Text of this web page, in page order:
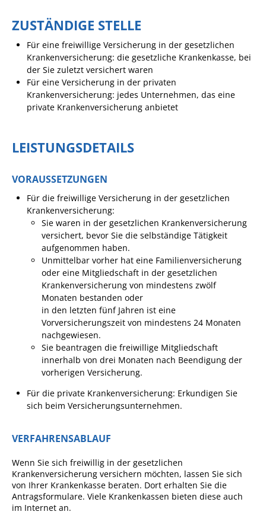
Zahlen & Fakten
Angebote für Geflüchtete
Wirtschaft + Handel
RATHAUS
Bürgerservice
Behördenwegweiser
Lebenslagen
Leistungen - Service BW
Neubürgerinfos
Formulare
Wissenswertes/Service
Mängelmeldung online
Winterdienst
Gutachterausschuss
Organspende
Fachstelle
Wohnungssicherung
ZUSTÄNDIGE STELLE
Für eine freiwillige Versicherung in der gesetzlichen
Krankenversicherung: die gesetzliche Krankenkasse, bei
der Sie zuletzt versichert waren
Für eine Versicherung in der privaten
Krankenversicherung: jedes Unternehmen, das eine
private Krankenversicherung anbietet
LEISTUNGSDETAILS
VORAUSSETZUNGEN
Für die freiwillige Versicherung in der gesetzlichen
Krankenversicherung:
Sie waren in der gesetzlichen Krankenversicherung
versichert, bevor Sie die selbständige Tätigkeit
aufgenommen haben.
Unmittelbar vorher hat eine Familienversicherung
oder eine Mitgliedschaft in der gesetzlichen
Krankenversicherung von mindestens zwölf
Monaten bestanden oder
in den letzten fünf Jahren ist eine
Vorversicherungszeit von mindestens 24 Monaten
nachgewiesen.
Sie beantragen die freiwillige Mitgliedschaft
innerhalb von drei Monaten nach Beendigung der
vorherigen Versicherung.
Für die private Krankenversicherung: Erkundigen Sie
sich beim Versicherungsunternehmen.
VERFAHRENSABLAUF
Wenn Sie sich freiwillig in der gesetzlichen
Krankenversicherung versichern möchten, lassen Sie sich
von Ihrer Krankenkasse beraten. Dort erhalten Sie die
Antragsformulare. Viele Krankenkassen bieten diese auch
im Internet an.